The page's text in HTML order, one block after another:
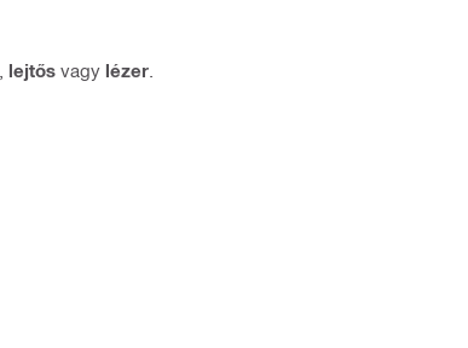
lejtős vagy lézer